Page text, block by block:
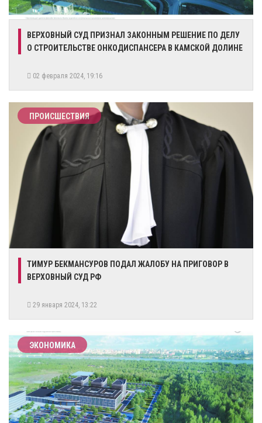
​ВЕРХОВНЫЙ СУД ПРИЗНАЛ ЗАКОННЫМ РЕШЕНИЕ ПО ДЕЛУ
О СТРОИТЕЛЬСТВЕ ОНКОДИСПАНСЕРА В КАМСКОЙ ДОЛИНЕ
02 февраля 2024, 19:16
ПРОИСШЕСТВИЯ
ТИМУР БЕКМАНСУРОВ ПОДАЛ ЖАЛОБУ НА ПРИГОВОР В
ВЕРХОВНЫЙ СУД РФ
29 января 2024, 13:22
ЭКОНОМИКА